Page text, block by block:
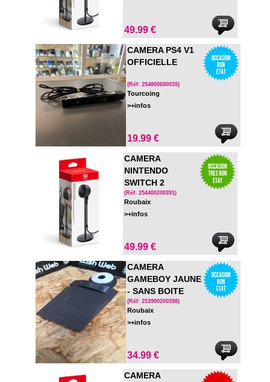
49.99 €
CAMERA PS4 V1
OFFICIELLE
(Réf: 254800600035)
Tourcoing
>+infos
19.99 €
CAMERA
NINTENDO
SWITCH 2
(Réf: 254400200391)
Roubaix
>+infos
49.99 €
CAMERA
GAMEBOY JAUNE
- SANS BOITE
(Réf: 253900200398)
Roubaix
>+infos
34.99 €
CAMERA